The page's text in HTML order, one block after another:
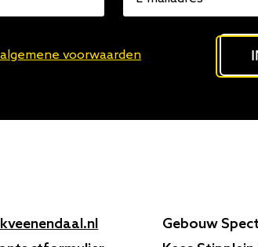
mailadres
algemene voorwaarden
Gebouw